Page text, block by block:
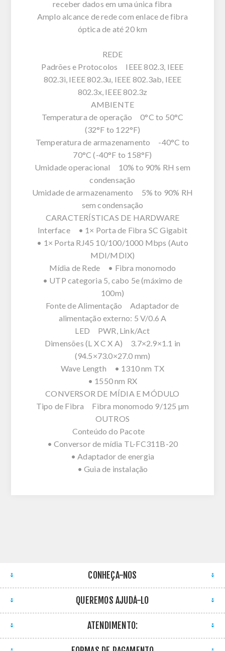
receber dados em uma única fibra
Amplo alcance de rede com enlace de fibra
óptica de até 20 km
REDE
Padrões e Protocolos IEEE 802.3, IEEE
802.3i, IEEE 802.3u, IEEE 802.3ab, IEEE
802.3x, IEEE 802.3z
AMBIENTE
Temperatura de operação 0°C to 50°C
(32°F to 122°F)
Temperatura de armazenamento -40°C to
70°C (-40°F to 158°F)
Umidade operacional 10% to 90% RH sem
condensação
Umidade de armazenamento 5% to 90% RH
sem condensação
CARACTERÍSTICAS DE HARDWARE
Interface • 1× Porta de Fibra SC Gigabit
• 1× Porta RJ45 10/100/1000 Mbps (Auto
MDI/MDIX)
Mídia de Rede • Fibra monomodo
• UTP categoria 5, cabo 5e (máximo de
100m)
Fonte de Alimentação Adaptador de
alimentação externo: 5 V/0.6 A
LED PWR, Link/Act
Dimensões (L X C X A) 3.7×2.9×1.1 in
(94.5×73.0×27.0 mm)
Wave Length • 1310 nm TX
• 1550 nm RX
CONVERSOR DE MÍDIA E MÓDULO
Tipo de Fibra Fibra monomodo 9/125 µm
OUTROS
Conteúdo do Pacote
• Conversor de mídia TL-FC311B-20
• Adaptador de energia
• Guia de instalação
CONHEÇA-NOS
QUEREMOS AJUDÁ-LO
ATENDIMENTO: